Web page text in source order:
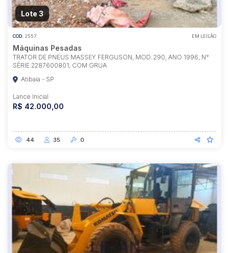
Lote 3
COD. 2557 EM LEILÃO
Máquinas Pesadas
TRATOR DE PNEUS MASSEY FERGUSON, MOD. 290, ANO 1996, N°
SÉRIE 2287600801, COM GRUA
Atibaia - SP
Lance Inicial
R$ 42.000,00
44 35 0